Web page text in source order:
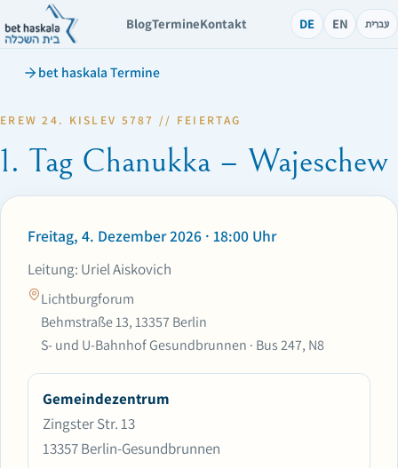
BlogTermineKontakt DE EN עברית
bet haskala Termine
EREW 24. KISLEV 5787 // FEIERTAG
1. Tag Chanukka – Wajeschew
Freitag, 4. Dezember 2026 · 18:00 Uhr
Leitung: Uriel Aiskovich
Lichtburgforum
Behmstraße 13, 13357 Berlin
S- und U-Bahnhof Gesundbrunnen · Bus 247, N8
Gemeindezentrum
Zingster Str. 13
13357 Berlin-Gesundbrunnen